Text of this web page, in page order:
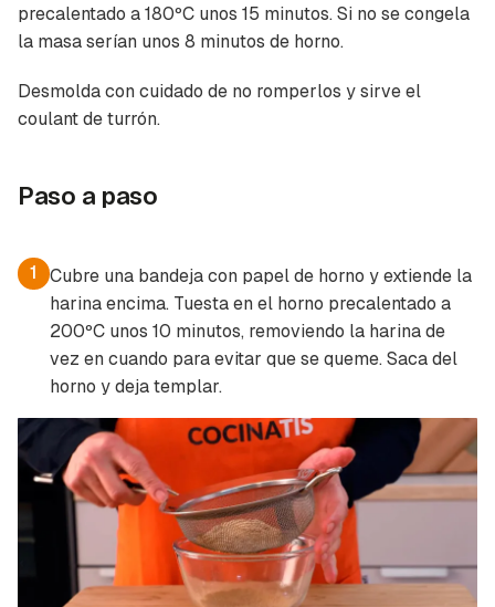
Guardar como favorito
Para poder guardar como favorito, primero has
de iniciar sesión con tu cuenta de Cocinatis.
precalentado a 180ºC unos 15 minutos. Si no se congela
la masa serían unos 8 minutos de horno.
Desmolda con cuidado de no romperlos y sirve el
coulant de turrón.
Paso a paso
1
Cubre una bandeja con papel de horno y extiende la
harina encima. Tuesta en el horno precalentado a
200ºC unos 10 minutos, removiendo la harina de
vez en cuando para evitar que se queme. Saca del
horno y deja templar.
Contenido enviado
Gracias por suscribirte a nuestro boletín.